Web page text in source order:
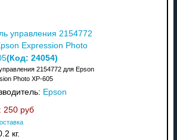
управления 2154772
Expression Photo
(Код: 24054)
2154772 для Epson
Photo XP-605
Epson
250 руб
кг.